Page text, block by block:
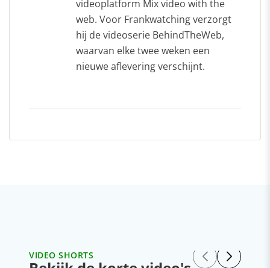
videoplatform Mix video with the
web. Voor Frankwatching verzorgt
hij de videoserie BehindTheWeb,
waarvan elke twee weken een
nieuwe aflevering verschijnt.
VIDEO SHORTS